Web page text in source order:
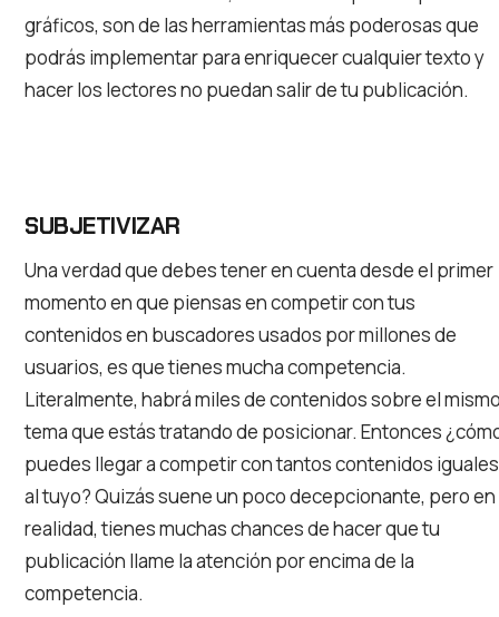
gráficos, son de las herramientas más poderosas que
podrás implementar para enriquecer cualquier texto y
hacer los lectores no puedan salir de tu publicación.
SUBJETIVIZAR
Una verdad que debes tener en cuenta desde el primer
momento en que piensas en competir con tus
contenidos en buscadores usados por millones de
usuarios, es que tienes mucha competencia.
Literalmente, habrá miles de contenidos sobre el
tema que estás tratando de posicionar. Entonces
puedes llegar a competir con tantos contenidos iguales
al tuyo? Quizás suene un poco decepcionante, pero en
realidad, tienes muchas chances de hacer que tu
publicación llame la atención por encima de la
competencia.